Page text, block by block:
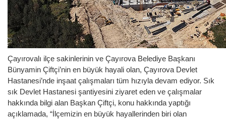
Çayırovalı ilçe sakinlerinin ve Çayırova Belediye Başkanı
Bünyamin Çiftçi’nin en büyük hayali olan, Çayırova Devlet
Hastanesi’nde inşaat çalışmaları tüm hızıyla devam ediyor. Sık
sık Devlet Hastanesi şantiyesini ziyaret eden ve çalışmalar
hakkında bilgi alan Başkan Çiftçi, konu hakkında yaptığı
açıklamada, “İlçemizin en büyük hayallerinden biri olan